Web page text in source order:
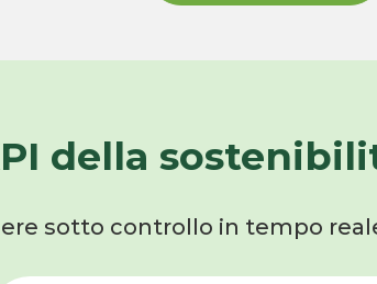
della
sotto controllo in tempo